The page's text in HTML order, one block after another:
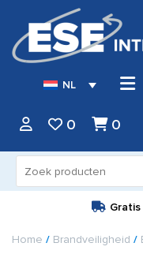
NL
0 0
naar:
Home / Brandveiligheid /